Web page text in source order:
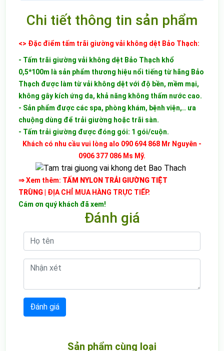
Chi tiết thông tin sản phẩm
<> Đặc điểm tấm trãi giường vải không dệt Bảo Thạch:
- Tấm trãi giường vải không dệt Bảo Thạch khổ
0,5*100m là sản phẩm thương hiệu nổi tiếng từ hãng Bảo
Thạch được làm từ vải không dệt với độ bền, mềm mại,
không gây kích ứng da, khả năng không thấm nước cao.
- Sản phẩm được các spa, phòng khám, bệnh viện,.. ưa
chuộng dùng để trải giường hoặc trãi sàn.
- Tấm trải giường được đóng gói: 1 gói/cuộn.
Khách có nhu cầu vui lòng alo 090 694 868 Mr Nguyên -
0906 377 086 Ms Mỹ.
⇒ Xem thêm: TẤM NYLON TRẢI GIƯỜNG TIỆT
TRÙNG| ĐỊA CHỈ MUA HÀNG TRỰC TIẾP.
Cám ơn quý khách đã xem!
Đánh giá
Sản phẩm cùng loại